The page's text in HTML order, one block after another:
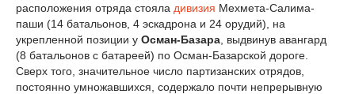
расположения отряда стояла дивизия Мехмета-Салима-
паши (14 батальонов, 4 эскадрона и 24 орудий), на
укрепленной позиции у Осман-Базара , выдвинув авангард
(8 батальонов с батареей) по Осман-Базарской дороге.
Сверх того, значительное число партизанских отрядов,
постоянно умножавшихся, содержало почти непрерывную